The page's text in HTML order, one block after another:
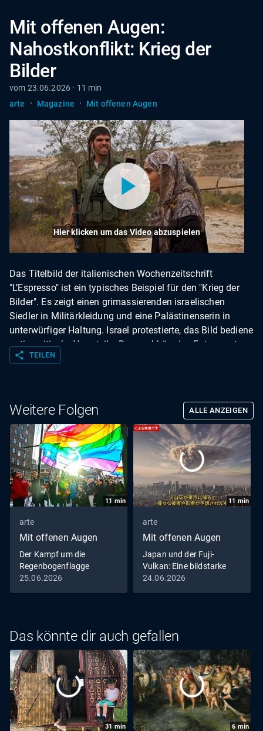
Mit offenen Augen:
Nahostkonflikt: Krieg der
Bilder
vom 23.06.2026 · 11 min
arte
· Magazine · Mit offenen Augen
Hier klicken um das Video abzuspielen
Das Titelbild der italienischen Wochenzeitschrift
"L’Espresso" ist ein typisches Beispiel für den "Krieg der
Bilder". Es zeigt einen grimassierenden israelischen
Siedler in Militärkleidung und eine Palästinenserin in
unterwürfiger Haltung. Israel protestierte, das Bild bediene
antisemitische Vorurteile. Der unabhängige Fotoreporter
Pietro Masturzo erklärt, in welchem Kontext ihm dieser
wie Bilder, die Übergriffe von Siedlern im Westjordanland
dokumentieren, systematisch infrage gestellt und als
Manipulation gebrandmarkt werden.
share TEILEN
Weitere Folgen ALLE ANZEIGEN
11 min
arte
Mit offenen Augen
Der Kampf um die
Regenbogenflagge
25.06.2026
11 min
arte
Mit offenen Augen
Japan und der Fuji-
Vulkan: Eine bildstarke
Warnung
24.06.2026
Das könnte dir auch gefallen
31 min 6 min